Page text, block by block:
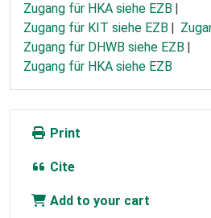
Zugang für HKA siehe EZB
Zugang für KIT siehe EZB
Zugang für DHWB siehe EZB
Zugang für HKA siehe EZB
Print
Cite
Add to your cart